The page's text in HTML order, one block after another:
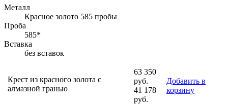
Металл
Красное золото 585 пробы
Проба
585*
Вставка
без вставок
Крест из красного золота с
алмазной гранью
63 350
руб.
41 178
руб.
Добавить в
корзину